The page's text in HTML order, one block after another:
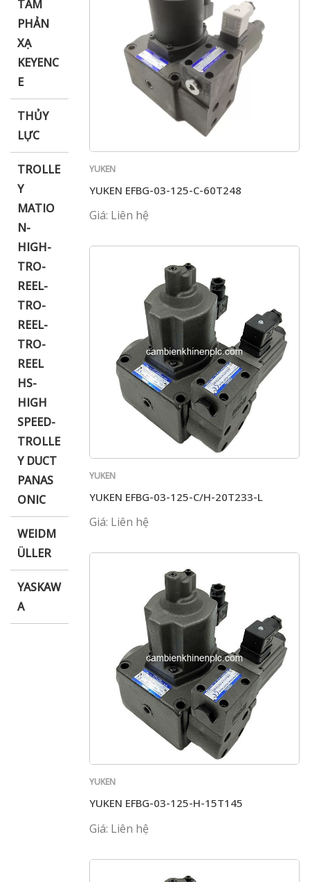
TẤM
PHẢN
XẠ
KEYENC
E
THỦY
LỰC
TROLLE
Y
MATIO
N-
HIGH-
TRO-
REEL-
TRO-
REEL-
TRO-
REEL
HS-
HIGH
SPEED-
TROLLE
Y DUCT
PANAS
ONIC
WEIDM
ÜLLER
YASKAW
A
YUKEN
YUKEN EFBG-03-125-C-60T248
Giá: Liên hệ
YUKEN
YUKEN EFBG-03-125-C/H-20T233-L
Giá: Liên hệ
YUKEN
YUKEN EFBG-03-125-H-15T145
Giá: Liên hệ